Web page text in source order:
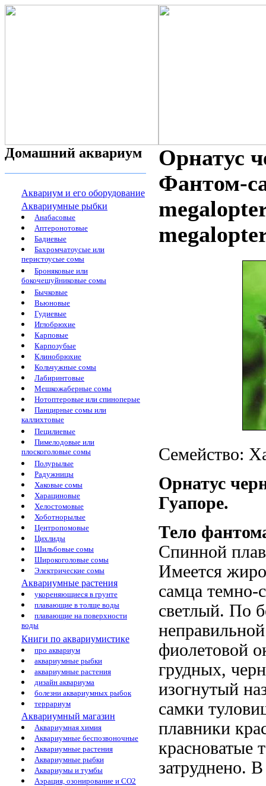
Домашний аквариум
Аквариум и его оборудование
Аквариумные рыбки
Анабасовые
Аптеронотовые
Бадиевые
Бахромчатоусые или
перистоусые сомы
Броняковые или
бокочешуйниковые сомы
Бычковые
Вьюновые
Гудиевые
Иглобрюхие
Карповые
Карпозубые
Клинобрюхие
Кольчужные сомы
Лабиринтовые
Мешкожаберные сомы
Нотоптеровые или спиноперые
Панцирные сомы или
каллихтовые
Пецилиевые
Пимелодовые или
плоскоголовые сомы
Полурылые
Радужницы
Хаковые сомы
Харациновые
Хелостомовые
Хоботнорылые
Центропомовые
Цихлиды
Шильбовые сомы
Широкоголовые сомы
Электрические сомы
Аквариумные растения
укореняющиеся в грунте
плавающие в толще воды
плавающие на поверхности
воды
Книги по аквариумистике
про аквариум
аквариумные рыбки
аквариумные растения
дизайн аквариума
болезни аквариумных рыбок
террариум
Аквариумный магазин
Аквариумная химия
Аквариумные беспозвоночные
Аквариумные растения
Аквариумные рыбки
Аквариумы и тумбы
Аэрация, озонирование и CO2
Орнатус
Фантом-
Семейство:
Орнатус
Гуапоре.
Тело
Спинной
Имеется
самца
светлый. По
фиолетовой
грудных,
изогнутый
самки
плавники
красноватые
затруднено.